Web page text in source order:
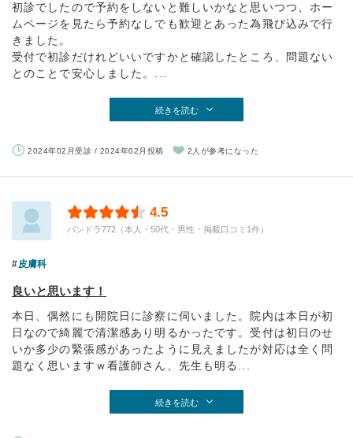
初診でしたので予約をしないと難しいかなと思いつつ、ホー
ムページを見たら予約なしでも歓迎とあった為飛び込みで行
きました。
受付で初診だけれどいいですかと確認したところ、問題ない
とのことで安心しました。...
続きを読む
2024年02月受診 / 2024年02月投稿 2人が参考になった
4.5
パンドラ772（本人・50代・男性・掲載口コミ1件）
皮膚科
良いと思います！
本日、偶然にも開院日に診察に伺いました。院内は本日が初
日なので綺麗で清潔感あり明るかったです。受付は初日のせ
いか多少の緊張感があったように見えましたが対応は全く問
題なく思いますｗ看護師さん、先生も明る...
続きを読む